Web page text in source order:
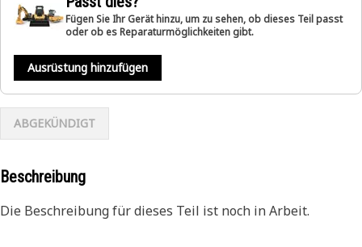
Fügen Sie Ihr Gerät hinzu, um zu sehen, ob dieses Teil passt
oder ob es Reparaturmöglichkeiten gibt.
Ausrüstung hinzufügen
ABGEKÜNDIGT
Beschreibung
Die Beschreibung für dieses Teil ist noch in Arbeit.